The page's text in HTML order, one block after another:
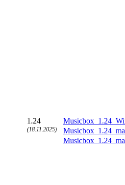
1.24
(18.11.2025)